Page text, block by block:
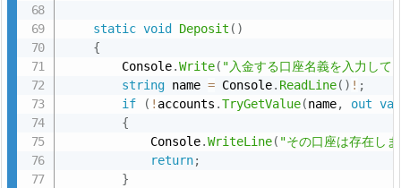
7.
体
の
コ
ー
ド
static void Deposit ( )
{
        Console
.Write( "入金する口座名義を入力し
string name = Console. ReadLine( ) ! ;
if
( ! accounts .TryGetValue(name, out var
{
            Console
.WriteLine( "その口座は存在し
return;
}